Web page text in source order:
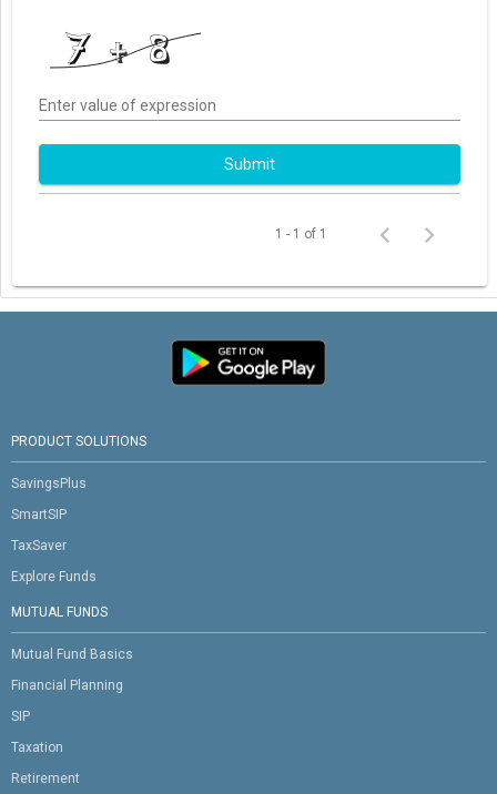
Enter value of expression
Submit
1 - 1 of 1
PRODUCT SOLUTIONS
SavingsPlus
SmartSIP
TaxSaver
Explore Funds
MUTUAL FUNDS
Mutual Fund Basics
Financial Planning
SIP
Taxation
Retirement